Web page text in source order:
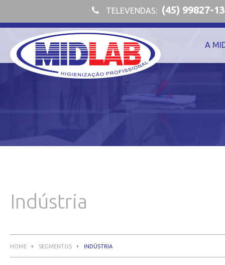
TELEVENDAS: (45) 99827-
A
Indústria
HOME SEGMENTOS INDÚSTRIA